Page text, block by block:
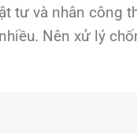
tư và nhân công
Nên xử lý